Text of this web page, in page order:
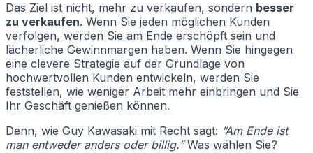
Das Ziel ist nicht, mehr zu verkaufen, sondern besser
zu verkaufen. Wenn Sie jeden möglichen Kunden
verfolgen, werden Sie am Ende erschöpft sein und
lächerliche Gewinnmargen haben. Wenn Sie hingegen
eine clevere Strategie auf der Grundlage von
hochwertvollen Kunden entwickeln, werden Sie
feststellen, wie weniger Arbeit mehr einbringen und Sie
Ihr Geschäft genießen können.
Denn, wie Guy Kawasaki mit Recht sagt: “Am Ende ist
man entweder anders oder billig.”Was wählen Sie?